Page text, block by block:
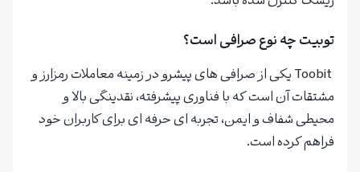
توبیت چه نوع صرافی است؟
Toobit یکی از صرافی‌ های پیشرو در زمینه معاملات رمزارز و
مشتقات آن است که با فناوری پیشرفته، نقدینگی بالا و
محیطی شفاف و ایمن، تجربه‌ ای حرفه‌ ای برای کاربران خود
فراهم کرده است.